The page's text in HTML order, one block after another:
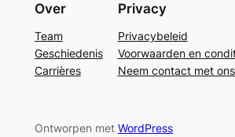
Over
Team
Geschiedenis
Carrières
Privacy
Privacybeleid
Voorwaarden en
Neem contact met
Ontworpen met WordPress